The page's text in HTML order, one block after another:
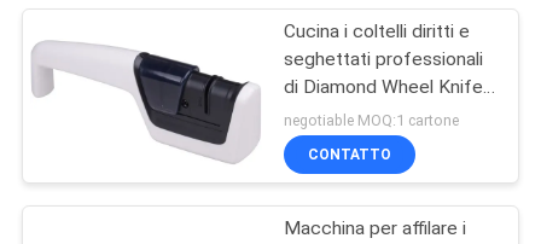
MAPPA
DEL
PRIVACY
Macchina per
affilare i coltelli di
aspirazione
Cucina i coltelli diritti e
seghettati professionali
di Diamond Wheel Knife
Sharpener For
negotiable MOQ:1 cartone
CONTATTO
Macchina per affilare i